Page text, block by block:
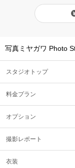
写真ミヤガワ Photo
スタジオトップ
料金プラン
オプション
撮影レポート
衣装